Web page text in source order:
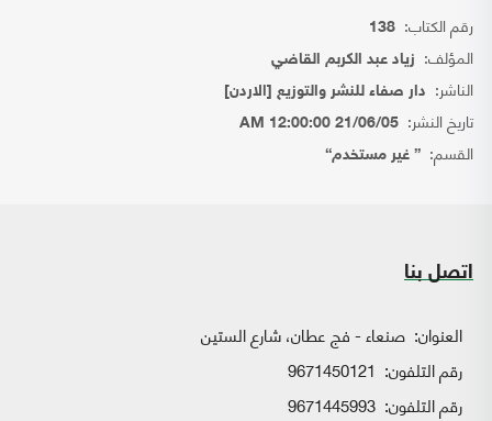
رقم الكتاب: 138
المؤلف: زياد عبد الكربم القاضي
الناشر: دار صفاء للنشر والتوزيع [الاردن]
تاريخ النشر: 21/06/05 12:00:00 AM
القسم: { غير مستخدم}
اتصل بنا
العنوان: صنعاء - فج عطان، شارع الستين
رقم التلفون: 9671450121
رقم التلفون: 9671445993